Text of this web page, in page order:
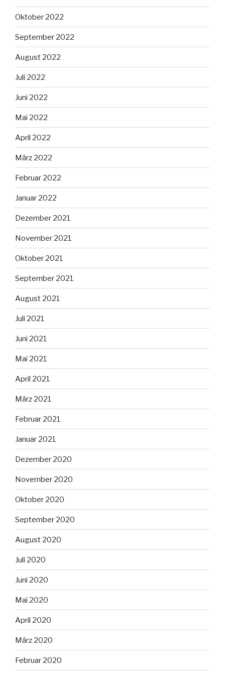
Oktober 2022
September 2022
August 2022
Juli 2022
Juni 2022
Mai 2022
April 2022
März 2022
Februar 2022
Januar 2022
Dezember 2021
November 2021
Oktober 2021
September 2021
August 2021
Juli 2021
Juni 2021
Mai 2021
April 2021
März 2021
Februar 2021
Januar 2021
Dezember 2020
November 2020
Oktober 2020
September 2020
August 2020
Juli 2020
Juni 2020
Mai 2020
April 2020
März 2020
Februar 2020